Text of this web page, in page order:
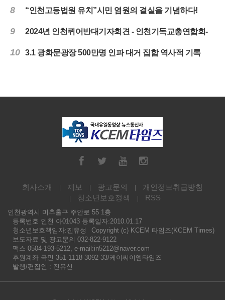
8 “인천고등법원 유치”시민 염원의 결실을 기념하다!
9 2024년 인천퀴어반대기자회견 - 인천기독교총연합회-
10 3.1 광화문광장 500만명 인파 대거 집합 역사적 기록
회사소개 제보 광고문의
개인정보취급방침
청소년보호정책
RSS
인천광역시 미추홀구 주안로 55 1층
등록번호 인천 아01043 등록일자:2010.01.17
청소년보호책임자:진유성
Copyright (c) KCEM 타임즈(KCEM Times)
보도자료 및 광고문의 032-822-9122
팩스 0504-193-5212, e-mail:in5212@naver.com
후원계좌 국민 351-1118-3092-33/케이씨이엠타임즈
발행/편집인 : 진유신